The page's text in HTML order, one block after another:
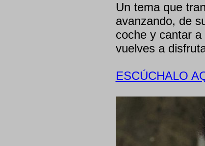
Un tema que
avanzando, de
coche y cantar
vuelves a
ESCÚCHALO